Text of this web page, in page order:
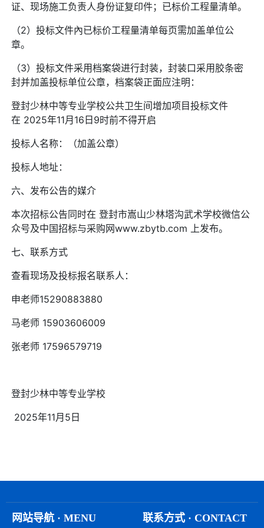
证、现场施工负责人身份证复印件；已标价工程量清单。
（2）投标文件內已标价工程量清单每页需加盖单位公
章。
（3）投标文件采用档案袋进行封装，封装口采用胶条密
封并加盖投标单位公章，档案袋正面应注明：
登封少林中等专业学校公共卫生间增加项目投标文件
在 2025年11月16日9时前不得开启
投标人名称：（加盖公章）
投标人地址：
六、发布公告的媒介
本次招标公告同时在 登封市嵩山少林塔沟武术学校微信公
众号及中国招标与采购网www.zbytb.com 上发布。
七、联系方式
查看现场及投标报名联系人：
申老师15290883880
马老师 15903606009
张老师 17596579719
登封少林中等专业学校
2025年11月5日
网站导航 · MENU 联系方式 · CONTACT